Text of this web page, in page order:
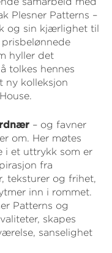
Plesner Patterns –
og sin kjærlighet til
hyller det
tolkes hennes
ny kolleksjon
– og favner
om. Her møtes
i et uttrykk som er
fra
teksturer og frihet,
inn i rommet.
Patterns og
skapes
sanselighet